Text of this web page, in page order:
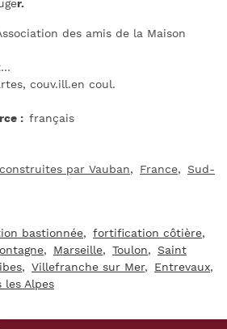
r.
des amis de la Maison
couv.ill.en coul.
français
par Vauban
France
Sud-
bastionnée
fortification côtière
Marseille Toulon
Saint
Villefranche sur Mer
Entrevaux
les Alpes